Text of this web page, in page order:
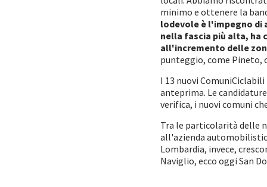
minimo e ottenere la
lodevole è l'impegno di
nella fascia più alta,
all'incremento delle
punteggio, come Pineto,
I 13 nuovi
anteprima. Le
verifica, i nuovi comuni
Tra le particolarità delle
all'azienda
Lombardia, invece,
Naviglio, ecco oggi San